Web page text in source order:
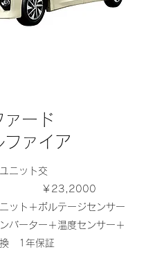
ード
ァイア
ニット交
ット＋ボルテージセンサー
バーター＋温度センサー＋
換 1年保証